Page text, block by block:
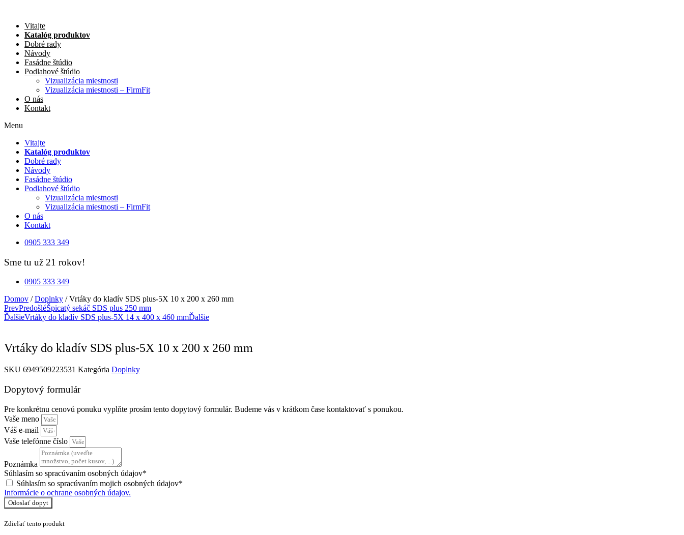
obsah
Vitajte
Katalóg produktov
Dobré rady
Návody
Fasádne štúdio
Podlahové štúdio
Vizualizácia miestnosti
Vizualizácia miestnosti – FirmFit
O nás
Kontakt
Menu
Vitajte
Katalóg produktov
Dobré rady
Návody
Fasádne štúdio
Podlahové štúdio
Vizualizácia miestnosti
Vizualizácia miestnosti – FirmFit
O nás
Kontakt
0905 333 349
Sme tu už 21 rokov!
0905 333 349
Domov /Doplnky / Vrtáky do kladív SDS plus-5X 10 x 200 x 260 mm
PrevPredošléŠpicatý sekáč SDS plus 250 mm
ĎalšieVrtáky do kladív SDS plus-5X 14 x 400 x 460 mmĎalšie
Vrtáky do kladív SDS plus-5X 10 x 200 x 260 mm
SKU 6949509223531 Kategória Doplnky
Dopytový formulár
Pre konkrétnu cenovú ponuku vyplňte prosím tento dopytový formulár. Budeme vás v krátkom čase kontaktovať s ponukou.
Vaše meno
Váš e-mail
Vaše telefónne číslo
Poznámka
Súhlasím so spracúvaním osobných údajov*
Súhlasím so spracúvaním mojich osobných údajov*
Informácie o ochrane osobných údajov.
Odoslať dopyt
Zdieľať tento produkt